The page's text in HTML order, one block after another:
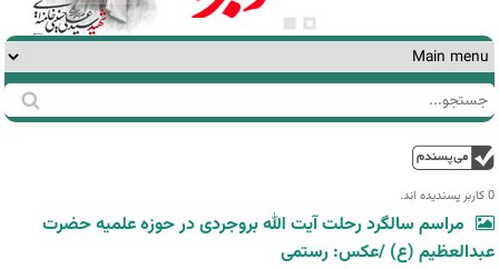
فرم
جستجو
جستجو
0 کاربر پسندیده اند.‎
مراسم سالگرد رحلت آیت الله بروجردی در حوزه علمیه حضرت
عبدالعظیم (ع) /عکس: رستمی